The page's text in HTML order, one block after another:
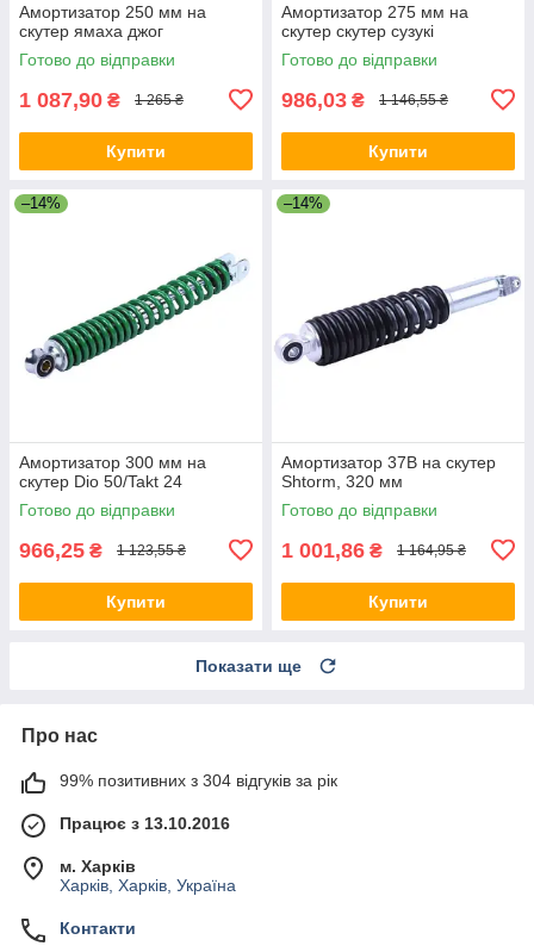
Амортизатор 250 мм на
скутер ямаха джог
Готово до відправки
1 087,90 ₴ 1 265 ₴
Купити
Амортизатор 275 мм на
скутер скутер сузукі
Готово до відправки
986,03 ₴ 1 146,55 ₴
Купити
–14%
Амортизатор 300 мм на
скутер Dio 50/Takt 24
Готово до відправки
966,25 ₴ 1 123,55 ₴
Купити
–14%
Амортизатор 37B на скутер
Shtorm, 320 мм
Готово до відправки
1 001,86 ₴ 1 164,95 ₴
Купити
Показати ще
Про нас
99% позитивних з 304 відгуків за рік
Працює з 13.10.2016
м. Харків
Харків, Харків, Україна
Контакти